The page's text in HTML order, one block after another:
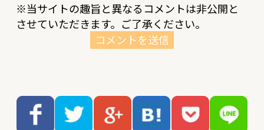
※当サイトの趣旨と異なるコメントは非公開と
させていただきます。ご了承ください。